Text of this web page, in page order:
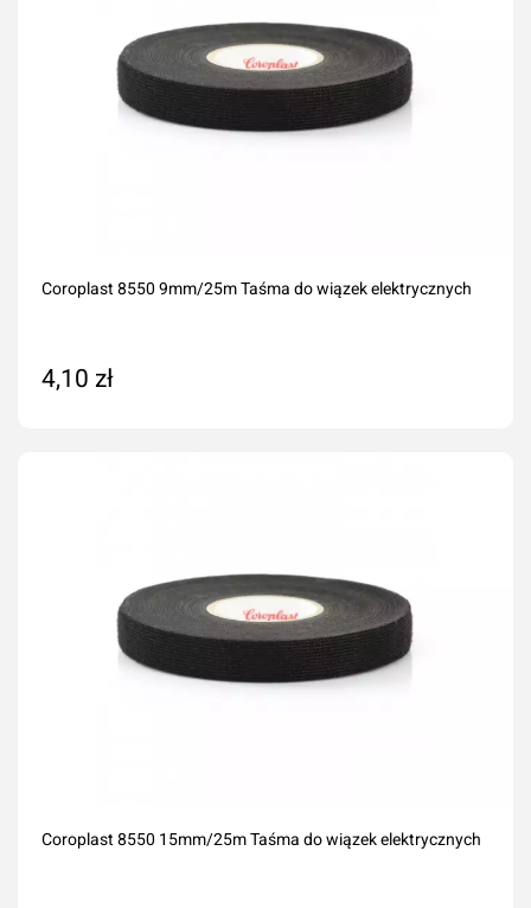
Coroplast 8550 9mm/25m Taśma do wiązek elektrycznych
4,10 zł
Coroplast 8550 15mm/25m Taśma do wiązek elektrycznych